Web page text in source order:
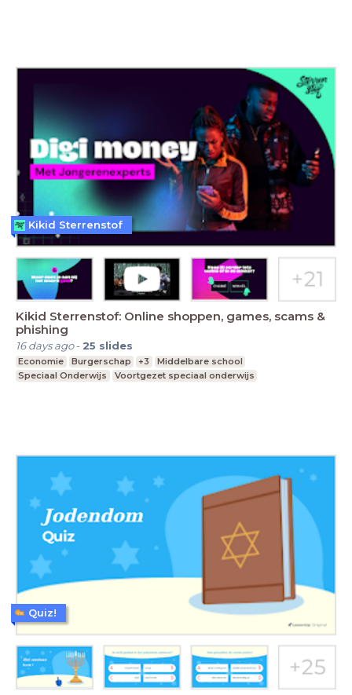
Kikid Sterrenstof: Online shoppen, games, scams &
phishing
16 days ago- 25 slides
Economie Burgerschap +3
Middelbare school
Speciaal Onderwijs
Voortgezet speciaal onderwijs
Kikid Sterrenstof
Quiz!